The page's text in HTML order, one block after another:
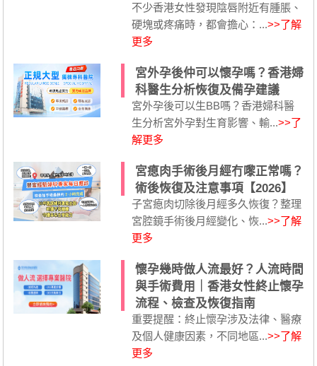
不少香港女性發現陰唇附近有腫脹、
硬塊或疼痛時，都會擔心：...>>了解
更多
宮外孕後仲可以懷孕嗎？香港婦
科醫生分析恢復及備孕建議
宮外孕後可以生BB嗎？香港婦科醫
生分析宮外孕對生育影響、輸...>>了
解更多
宮瘜肉手術後月經冇嚟正常嗎？
術後恢復及注意事項【2026】
子宮瘜肉切除後月經多久恢復？整理
宮腔鏡手術後月經變化、恢...>>了解
更多
懷孕幾時做人流最好？人流時間
與手術費用｜香港女性終止懷孕
流程、檢查及恢復指南
重要提醒：終止懷孕涉及法律、醫療
及個人健康因素，不同地區...>>了解
更多